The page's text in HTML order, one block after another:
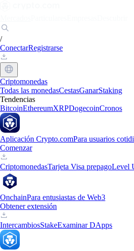
/
ConectarRegistrarse
Criptomonedas
Todas las monedasCestasGanarStaking
Tendencias
BitcoinEthereumXRPDogecoinCronos
Aplicación Crypto.comPara usuarios
Comenzar
CriptomonedasTarjeta Visa prepagoLevel
OnchainPara entusiastas de Web3
Obtener extensión
IntercambiosStakeExaminar DApps